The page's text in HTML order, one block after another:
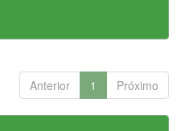
Anterior 1 Próximo